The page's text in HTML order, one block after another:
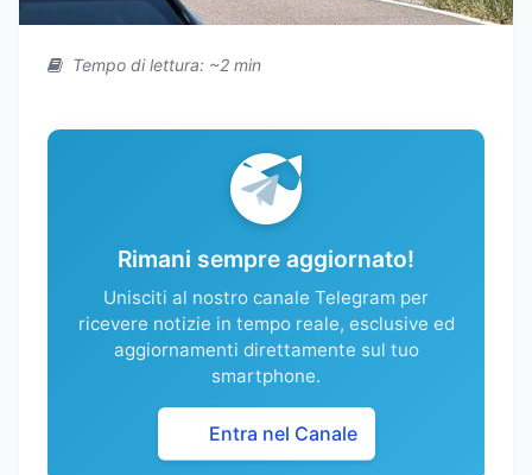
Tempo di lettura: ~2 min
Rimani sempre aggiornato!
Unisciti al nostro canale Telegram per
ricevere notizie in tempo reale, esclusive ed
aggiornamenti direttamente sul tuo
smartphone.
Entra nel Canale